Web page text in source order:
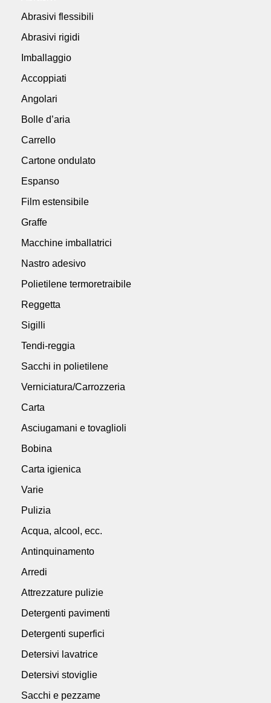
Abrasivi flessibili
Abrasivi rigidi
Imballaggio
Accoppiati
Angolari
Bolle d’aria
Carrello
Cartone ondulato
Espanso
Film estensibile
Graffe
Macchine imballatrici
Nastro adesivo
Polietilene termoretraibile
Reggetta
Sigilli
Tendi-reggia
Sacchi in polietilene
Verniciatura/Carrozzeria
Carta
Asciugamani e tovaglioli
Bobina
Carta igienica
Varie
Pulizia
Acqua, alcool, ecc.
Antinquinamento
Arredi
Attrezzature pulizie
Detergenti pavimenti
Detergenti superfici
Detersivi lavatrice
Detersivi stoviglie
Sacchi e pezzame